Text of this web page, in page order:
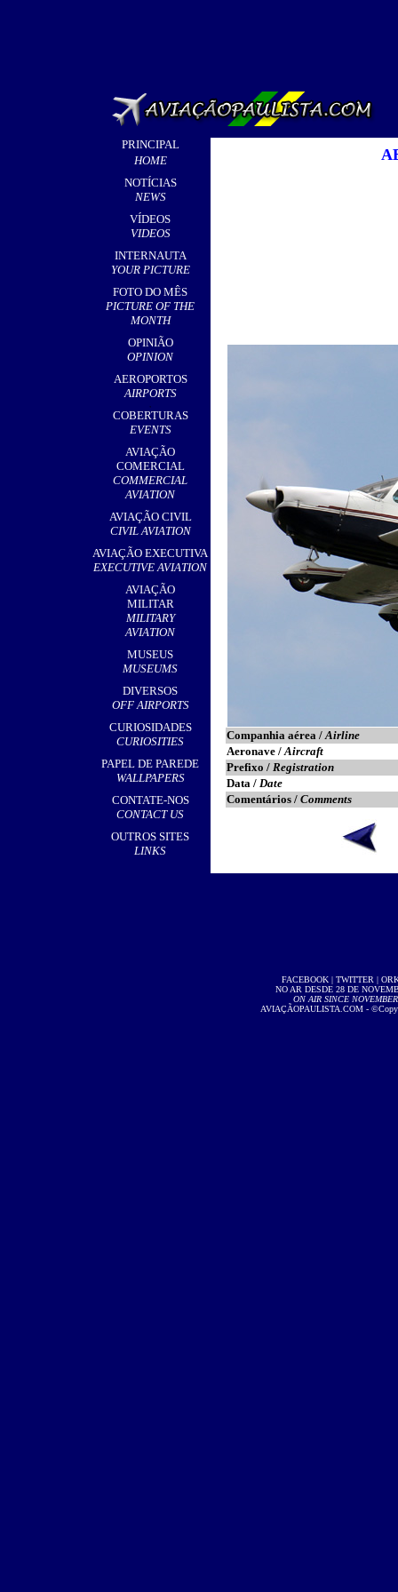
PRINCIPAL
HOME
NOTÍCIAS
NEWS
VÍDEOS
VIDEOS
INTERNAUTA
YOUR PICTURE
FOTO DO MÊS
PICTURE OF THE
MONTH
OPINIÃO
OPINION
AEROPORTOS
AIRPORTS
,
COBERTURAS
EVENTS
AVIAÇÃO
COMERCIAL
COMMERCIAL
AVIATION
AVIAÇÃO CIVIL
CIVIL AVIATION
AVIAÇÃO EXECUTIVA
EXECUTIVE AVIATION
AVIAÇÃO
MILITAR
MILITARY
AVIATION
MUSEUS
MUSEUMS
DIVERSOS
OFF AIRPORTS
CURIOSIDADES
CURIOSITIES
PAPEL DE PAREDE
WALLPAPERS
CONTATE-NOS
CONTACT US
OUTROS SITES
LINKS
Companhia aérea /Airline
Aeronave /Aircraft
Prefixo / Registration
Data / Date
Comentários / Comments
FACEBOOK| TWITTER |
NO AR DESDE 28 DE
ON AIR SINCE
AVIAÇÃOPAULISTA.COM -